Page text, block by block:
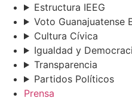
Estructura IEEG
Voto Guanajuatense
Cultura Cívica
Igualdad y
Transparencia
Partidos Políticos
Prensa